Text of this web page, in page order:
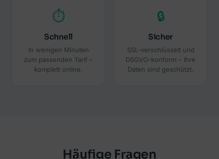
⏱
Schnell
In wenigen Minuten
zum passenden Tarif –
komplett online.
🔒
Sicher
SSL-verschlüsselt und
DSGVO-konform – Ihre
Daten sind geschützt.
Häufige Fragen